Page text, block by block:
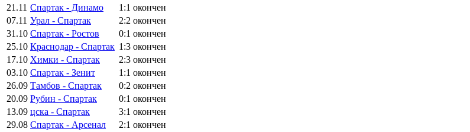
21.11 Спартак - Динамо 1:1 окончен
07.11 Урал - Спартак 2:2 окончен
31.10 Спартак - Ростов 0:1 окончен
25.10 Краснодар - Спартак 1:3 окончен
17.10 Химки - Спартак 2:3 окончен
03.10 Спартак - Зенит 1:1 окончен
26.09 Тамбов - Спартак 0:2 окончен
20.09 Рубин - Спартак 0:1 окончен
13.09 цска - Спартак 3:1 окончен
29.08 Спартак - Арсенал 2:1 окончен